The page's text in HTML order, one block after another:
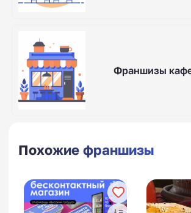
Франшизы
Похожие франшизы